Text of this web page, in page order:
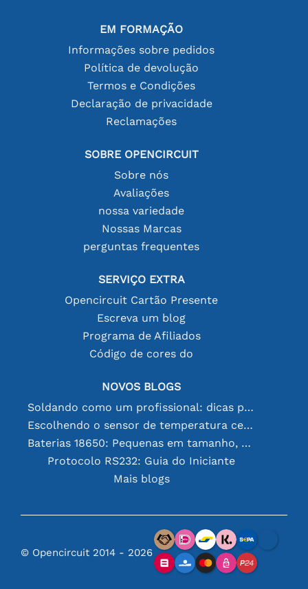
EM FORMAÇÃO
Informações sobre pedidos
Política de devolução
Termos e Condições
Declaração de privacidade
Reclamações
SOBRE OPENCIRCUIT
Sobre nós
Avaliações
nossa variedade
Nossas Marcas
perguntas frequentes
SERVIÇO EXTRA
Opencircuit Cartão Presente
Escreva um blog
Programa de Afiliados
Código de cores do
NOVOS BLOGS
Soldando como um profissional: dicas para conexões eletrônicas perfeitas
Escolhendo o sensor de temperatura certo [youtube]
Baterias 18650: Pequenas em tamanho, grandes em desempenho
Protocolo RS232: Guia do Iniciante
Mais blogs
© Opencircuit 2014 - 2026